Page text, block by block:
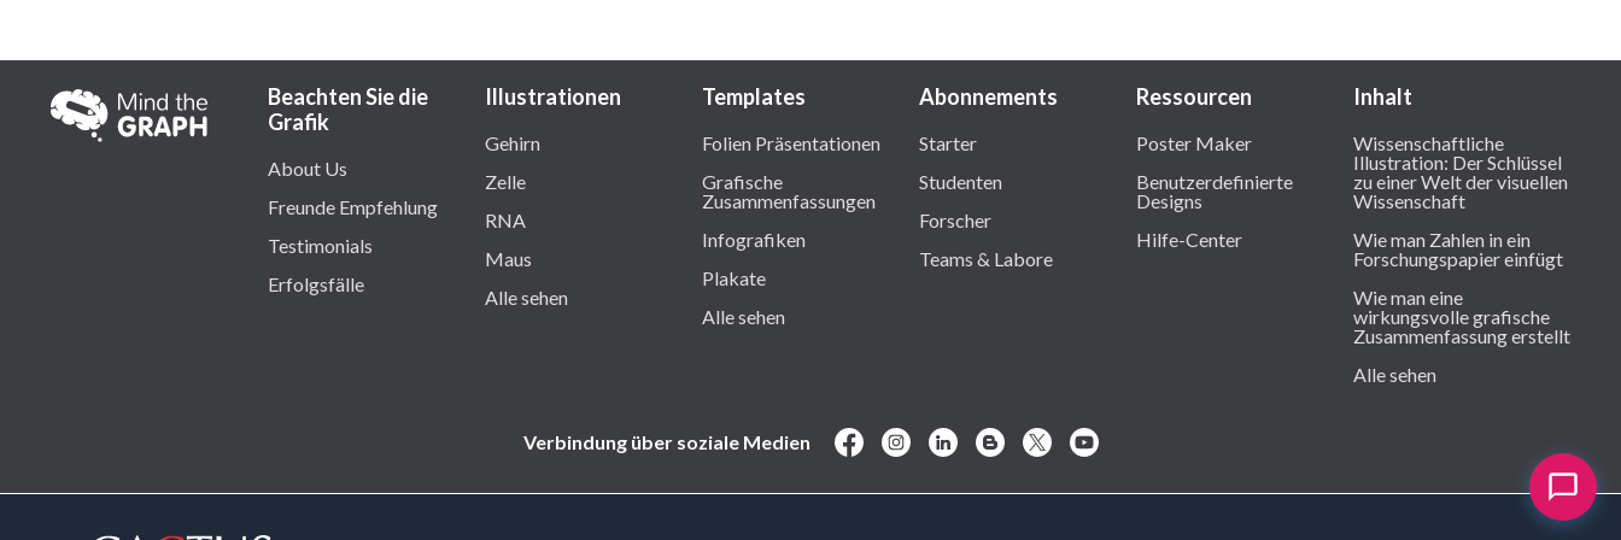
Beachten Sie die
Grafik
About Us
Freunde Empfehlung
Testimonials
Erfolgsfälle
Illustrationen
Gehirn
Zelle
RNA
Maus
Alle sehen
Templates
Folien Präsentationen
Grafische
Zusammenfassungen
Infografiken
Plakate
Alle sehen
Abonnements
Starter
Studenten
Forscher
Teams & Labore
Ressourcen
Poster Maker
Benutzerdefinierte
Designs
Hilfe-Center
Inhalt
Wissenschaftliche
Illustration: Der Schlüssel
zu einer Welt der visuellen
Wissenschaft
Wie man Zahlen in ein
Forschungspapier einfügt
Wie man eine
wirkungsvolle grafische
Zusammenfassung erstellt
Alle sehen
Verbindung über soziale Medien